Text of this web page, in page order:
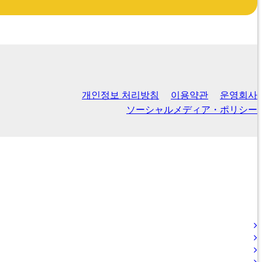
개인정보 처리방침 이용약관
운영회사
ソーシャルメディア・ポリシー